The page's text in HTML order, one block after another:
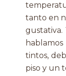
tanto en
gustativa.
tintos,
piso y un